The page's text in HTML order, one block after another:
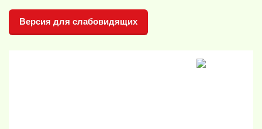
Версия для слабовидящих